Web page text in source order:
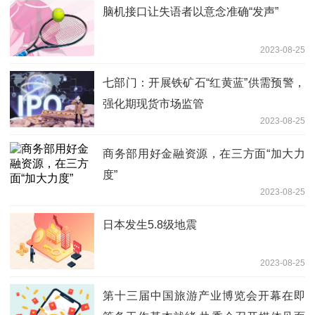
脑机接口让失语者以意念准确“发声”
2023-08-25
七部门：开展铁矿石“红黄蓝”供需预警，
强化期现货市场监管
2023-08-25
商务部用好金融资源，在三方面“加大力
度”
2023-08-25
日本发生5.8级地震
2023-08-25
第十三届中国旅游产业博览会开幕在即